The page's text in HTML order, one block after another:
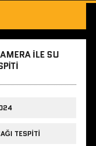
ILE SU
TESPITI